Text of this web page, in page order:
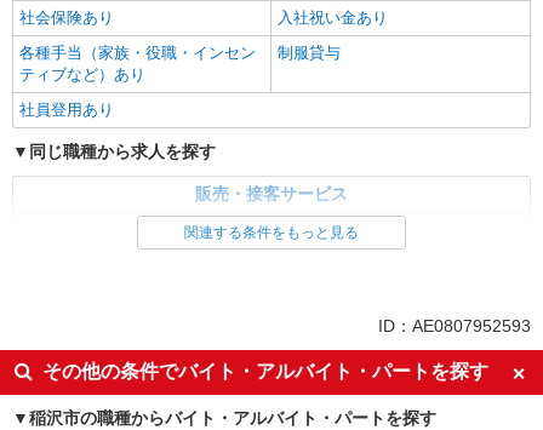
社会保険あり
入社祝い金あり
各種手当（家族・役職・インセン
ティブなど）あり
制服貸与
社員登用あり
同じ職種から求人を探す
販売・接客サービス
英語が活かせる
ボーナス・賞与あり
日払い
車通勤OK
交通費支給
社会保険あり
関連する条件をもっと見る
ID：AE0807952593
その他の条件でバイト・アルバイト・パートを探す
稲沢市の職種からバイト・アルバイト・パートを探す